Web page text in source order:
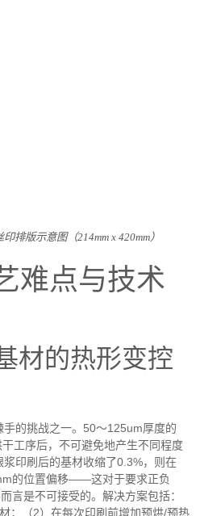
印排版示意图（214mm x 420mm）
难点与技术
材的热形变控
的挑战之一。 50～125um厚度的
工序后，不可避免地产生不同程度
印刷后的基材收缩了0.3%，则在
的位置偏移——这对于要求正负
言是不可接受的。解决方案包括：
；（2）在每次印刷前增加预烘/预热